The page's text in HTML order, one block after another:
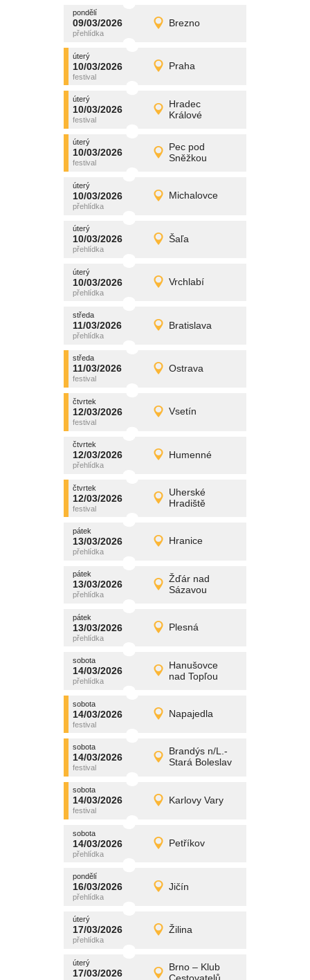
pondělí
09/03/2026 Brezno
pondělí
09/03/2026 Detail
promítání
úterý
10/03/2026 Praha
úterý
10/03/2026 Detail
promítání
úterý
10/03/2026
Hradec
Králové
úterý
10/03/2026 Detail
promítání
úterý
10/03/2026
Pec pod
Sněžkou
úterý
10/03/2026 Detail
promítání
úterý
10/03/2026 Michalovce
úterý
10/03/2026 Detail
promítání
úterý
10/03/2026 Šaľa
úterý
10/03/2026 Detail
promítání
úterý
10/03/2026 Vrchlabí
úterý
10/03/2026 Detail
promítání
středa
11/03/2026 Bratislava
středa
11/03/2026 Detail
promítání
středa
11/03/2026 Ostrava
středa
11/03/2026 Detail
promítání
čtvrtek
12/03/2026 Vsetín
čtvrtek
12/03/2026 Detail
promítání
čtvrtek
12/03/2026 Humenné
čtvrtek
12/03/2026 Detail
promítání
čtvrtek
12/03/2026
Uherské
Hradiště
čtvrtek
12/03/2026 Detail
promítání
pátek
13/03/2026 Hranice
pátek
13/03/2026 Detail
promítání
pátek
13/03/2026
Žďár nad
Sázavou
pátek
13/03/2026 Detail
promítání
pátek
13/03/2026 Plesná
pátek
13/03/2026 Detail
promítání
sobota
14/03/2026
Hanušovce
nad Topľou
sobota
14/03/2026 Detail
promítání
sobota
14/03/2026 Napajedla
sobota
14/03/2026 Detail
promítání
sobota
14/03/2026
Brandýs n/L.-
Stará Boleslav
sobota
14/03/2026 Detail
promítání
sobota
14/03/2026 Karlovy Vary
sobota
14/03/2026 Detail
promítání
sobota
14/03/2026 Petříkov
sobota
14/03/2026 Detail
promítání
pondělí
16/03/2026 Jičín
pondělí
16/03/2026 Detail
promítání
úterý
17/03/2026 Žilina
úterý
17/03/2026 Detail
promítání
úterý
17/03/2026
Brno – Klub
17/03/2026 promítání